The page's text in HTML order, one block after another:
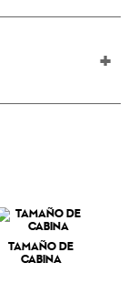
+
TAMAÑO DE
CABINA